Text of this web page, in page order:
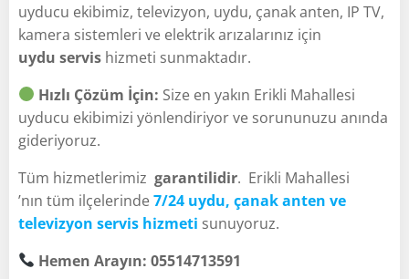
uyducu ekibimiz, televizyon, uydu, çanak anten, IP TV,
kamera sistemleri ve elektrik arızalarınız için
uydu servis hizmeti sunmaktadır.
Hızlı Çözüm İçin: Size en yakın Erikli Mahallesi
uyducu ekibimizi yönlendiriyor ve sorununuzu anında
gideriyoruz.
Tüm hizmetlerimiz garantilidir. Erikli Mahallesi
’nın tüm ilçelerinde7/24 uydu, çanak anten ve
televizyon servis hizmeti sunuyoruz.
Hemen Arayın: 05514713591